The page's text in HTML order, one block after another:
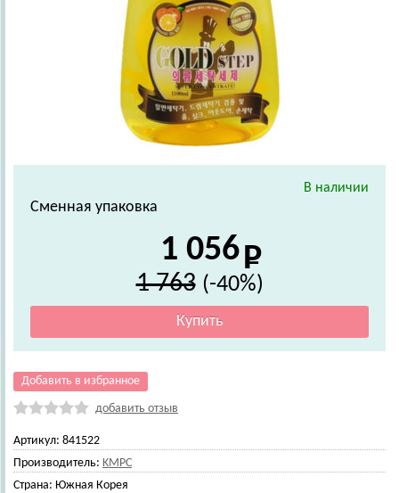
В наличии
Сменная упаковка
1 056
1 763 (-40%)
Добавить в избранное
добавить отзыв
Артикул: 841522
Производитель: KMPC
Страна: Южная Корея